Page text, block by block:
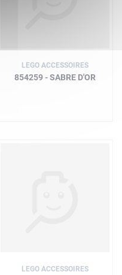
LEGO ACCESSOIRES
854259 - SABRE D'OR
LEGO ACCESSOIRES